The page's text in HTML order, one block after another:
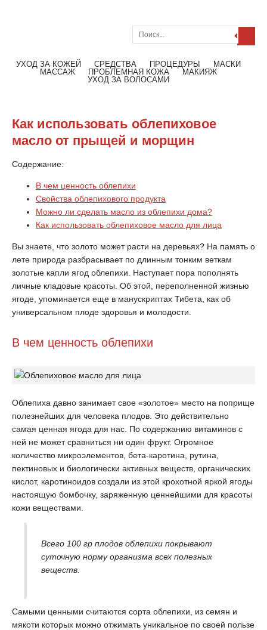
УХОД ЗА КОЖЕЙ СРЕДСТВА ПРОЦЕДУРЫ
МАСКИ
МАССАЖ
ПРОБЛЕМНАЯ КОЖА
МАКИЯЖ
УХОД ЗА ВОЛОСАМИ
Как использовать облепиховое
масло от прыщей и морщин
Содержание:
В чем ценность облепихи
Свойства облепихового продукта
Можно ли сделать масло из облепихи дома?
Как использовать облепиховое масло для лица
Вы знаете, что золото может расти на деревьях? На память о
лете природа разбрасывает по длинным тонким веткам
золотые капли ягод облепихи. Наступает пора пополнять
личные кладовые красоты. Об этой, переполненной жизнью
ягоде, упоминается еще в манускриптах Тибета, как об
универсальном плоде здоровья и молодости.
В чем ценность облепихи
Облепиха давно занимает свое «золотое» место на поприще
полезнейших для человека плодов. Это действительно
самая ценная ягода для нас. По содержанию витаминов с
ней не может сравниться ни один фрукт. Огромное
количество микроэлементов, бета-каротина, рутина,
пектиновых и биологически активных веществ, органических
кислот, каротиноидов создали из этой крохотной яркой ягоды
настоящую бомбочку, заряженную ценнейшими для красоты
кожи веществами.
Всего 100 гр плодов облепихи покрывают
суточную норму организма всех полезных
веществ.
Самыми ценными считаются сорта облепихи, из семян и
мякоти которых можно отжимать уникальное по своей пользе